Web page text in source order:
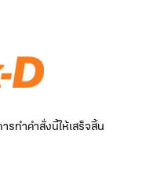
ทำคำสั่งนี้ให้เสร็จสิ้น